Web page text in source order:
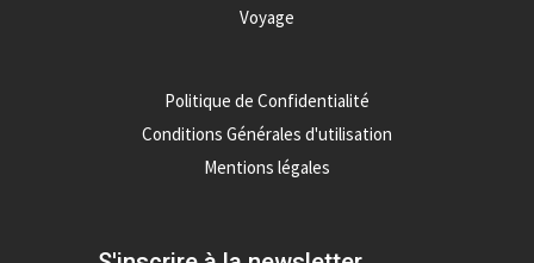
Voyage
Politique de Confidentialité
Conditions Générales d'utilisation
Mentions légales